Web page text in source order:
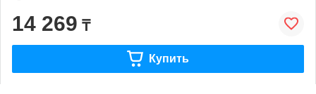
14 269 ₸
Купить